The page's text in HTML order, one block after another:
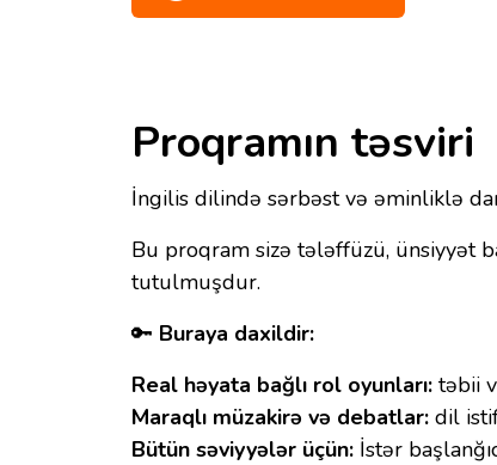
Proqramın təsviri
İngilis dilində sərbəst və əminliklə
Bu proqram sizə tələffüzü, ünsiyyət
tutulmuşdur.
🔑 Buraya daxildir:
Real həyata bağlı rol oyunları: təbii
Maraqlı müzakirə və debatlar: dil
Bütün səviyyələr üçün: İstər